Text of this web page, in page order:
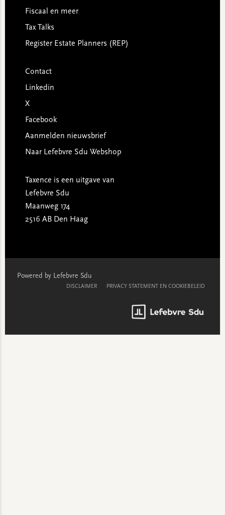
Fiscaal en meer
Tax Talks
Register Estate Planners (REP)
Contact
Linkedin
X
Facebook
Aanmelden nieuwsbrief
Naar Lefebvre Sdu Webshop
Taxence is een uitgave van
Lefebvre Sdu
Maanweg 174
2516 AB Den Haag
Powered by Lefebvre Sdu
DISCLAIMER PRIVACY STATEMENT EN COOKIEBELEID